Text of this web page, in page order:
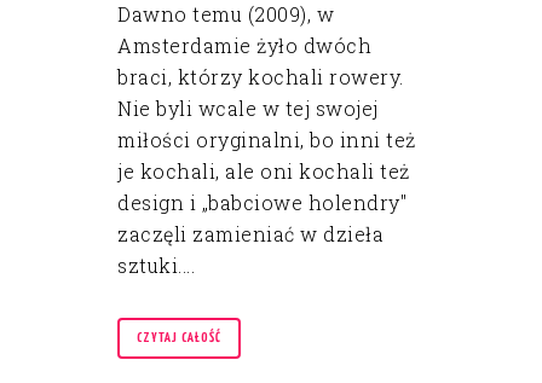
Dawno temu (2009), w
Amsterdamie żyło dwóch
braci, którzy kochali rowery.
Nie byli wcale w tej swojej
miłości oryginalni, bo inni też
je kochali, ale oni kochali też
design i „babciowe holendry"
zaczęli zamieniać w dzieła
sztuki....
CZYTAJ CAŁOŚĆ